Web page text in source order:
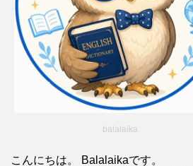
balalaika
こんにちは。 Balalaikaです。